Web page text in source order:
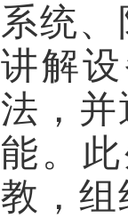
系统
讲解
法，
能。
教，组